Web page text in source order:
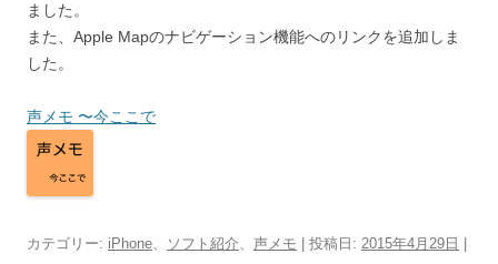
ました。
また、Apple Mapのナビゲーション機能へのリンクを追加しま
した。
声メモ 〜今ここで
カテゴリー: iPhone、 ソフト紹介、 声メモ | 投稿日: 2015年4月29日